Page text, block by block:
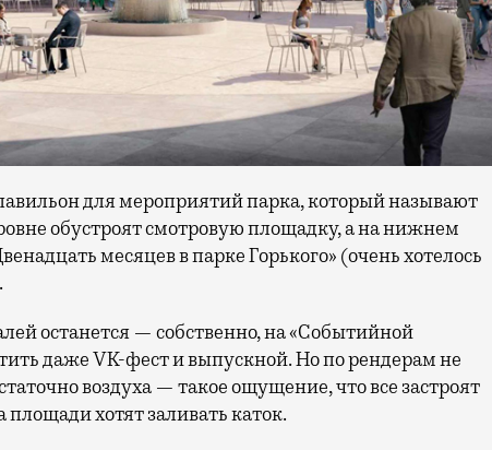
для мероприятий парка, который называют
обустроят смотровую площадку, а на нижнем
месяцев в парке Горького» (очень хотелось
останется — собственно, на «Событийной
даже VK-фест и выпускной. Но по рендерам не
воздуха — такое ощущение, что все застроят
хотят заливать каток.